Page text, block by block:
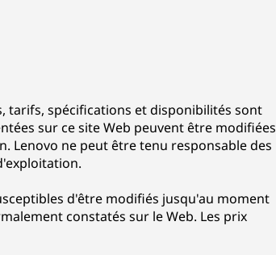
tarifs, spécifications et disponibilités sont
sur ce site Web peuvent être modifiées
Lenovo ne peut être tenu responsable des
d'être modifiés jusqu'au moment
constatés sur le Web. Les prix